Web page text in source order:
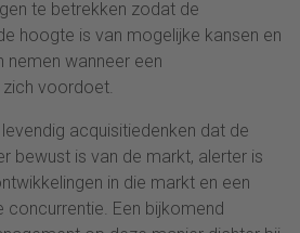
te betrekken zodat de
hoogte is van mogelijke kansen en
nemen wanneer een
voordoet.
acquisitiedenken dat de
bewust is van de markt, alerter is
in die markt en een
Een bijkomend